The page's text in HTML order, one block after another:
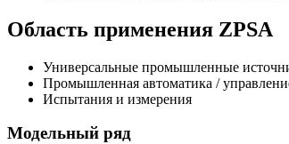
Область применения ZPSA
Универсальные промышленные
Промышленная автоматика /
Испытания и измерения
Модельный ряд